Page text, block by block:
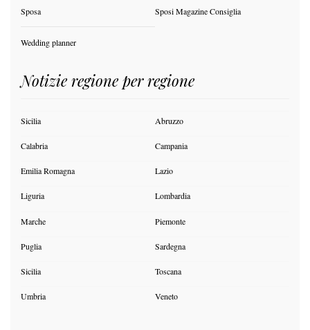
Sposa Sposi Magazine Consiglia
Wedding planner
Notizie regione per regione
Sicilia Abruzzo
Calabria Campania
Emilia Romagna Lazio
Liguria Lombardia
Marche Piemonte
Puglia Sardegna
Sicilia Toscana
Umbria Veneto